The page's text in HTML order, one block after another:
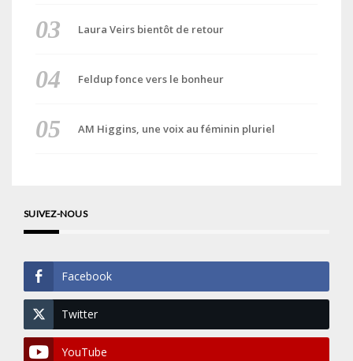
Laura Veirs bientôt de retour
Feldup fonce vers le bonheur
AM Higgins, une voix au féminin pluriel
SUIVEZ-NOUS
Facebook
Twitter
YouTube